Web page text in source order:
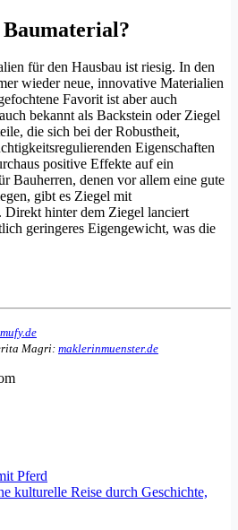
Baumaterial?
für den Hausbau ist riesig. In den
wieder neue, innovative Materialien
Favorit ist aber auch
bekannt als Backstein oder Ziegel
die sich bei der Robustheit,
Eigenschaften
positive Effekte auf ein
Bauherren, denen vor allem eine gute
gibt es Ziegel mit
Direkt hinter dem Ziegel lanciert
geringeres Eigengewicht, was die
mufy.de
Magri: maklerinmuenster.de
Pferd
kulturelle Reise durch Geschichte,